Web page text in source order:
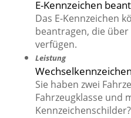
E-Kennzeichen
Das E-Kennzeichen
beantragen, die
verfügen.
Leistung
Sie haben zwei
Fahrzeugklasse und
Kennzeichenschilder?